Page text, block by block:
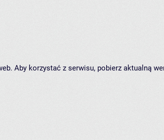
Aby korzystać z serwisu, pobierz aktualną